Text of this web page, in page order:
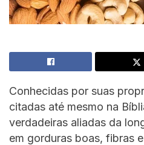
Conhecidas por suas
citadas até mesmo na
verdadeiras aliadas da
em gorduras boas, fibras